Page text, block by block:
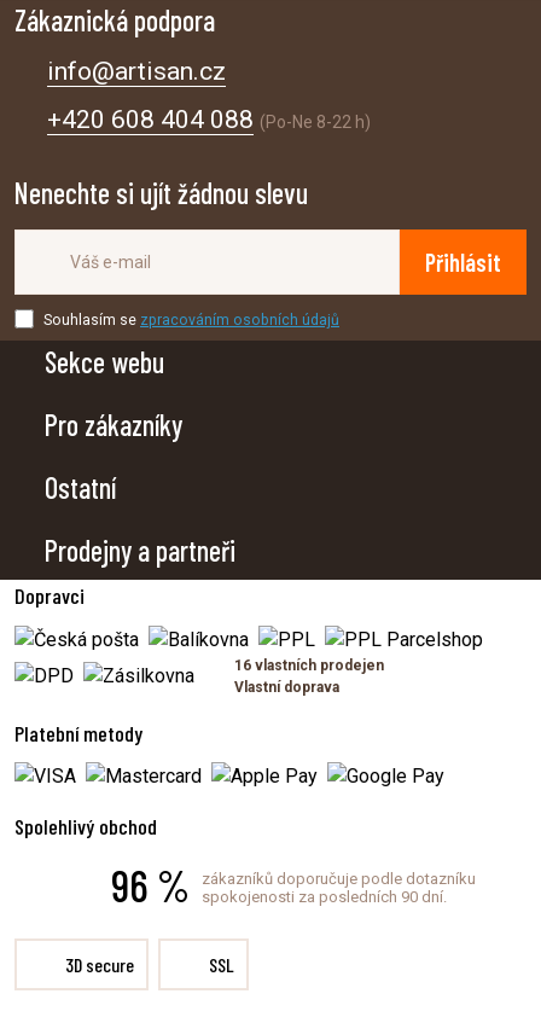
Zákaznická podpora
info@artisan.cz
+420 608 404 088 (Po-Ne 8-22 h)
Nenechte si ujít žádnou slevu
Přihlásit
Souhlasím se zpracováním osobních údajů
Sekce webu
Pro zákazníky
Ostatní
Prodejny a partneři
Dopravci
16 vlastních prodejen
Vlastní doprava
Platební metody
Spolehlivý obchod
96 %
zákazníků doporučuje podle dotazníku
spokojenosti za posledních 90 dní.
3D secure SSL